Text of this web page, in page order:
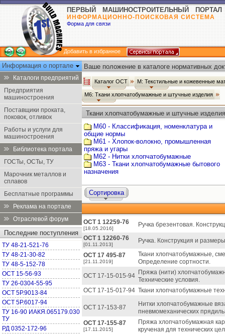
ПЕРВЫЙ МАШИНОСТРОИТЕЛЬНЫЙ ПОРТАЛ
ИНФОРМАЦИОННО-ПОИСКОВАЯ СИСТЕМА
Форма для связи
Добавить в избранное
Информация о портале
Каталоги предприятий
Предприятия
машиностроения
Поставщики проката,
поковок, отливок
Работы и услуги для
машиностроения
Библиотека портала
ГОСТы, ОСТы, ТУ
Марочник металлов и
сплавов
Бесплатные программы
Реклама на портале
Отраслевой форум
Последние поступления
ТУ 48-21-521-76
ТУ 48-21-30-82
ТУ 48-5-152-78
ОСТ 15-56-93
ТУ 26-0304-55-95
ОСТ 5Р.9013-84
ОСТ 5Р.6017-94
ТУ 16-90 ИАКЯ.065179.030
ТУ
РД 0352-172-96
Ваше положение в каталоге нормативных
Каталог ОСТ М: Текстильные и кожевенные
М6: Ткани хлопчатобумажные и штучные изделия
Ткани хлопчатобумажные и штучные
М60 - Классификация, номенклатура и
общие нормы
М61 - Хлопок-волокно, промышленная
пряжа и угары
М62 - Нитки хлопчатобумажные
М63 - Ткани хлопчатобумажные бытового
назначения
Сортировка
ОСТ 1 12259-76
[18.05.2016]
Ручка брезентовая.
ОСТ 1 12260-76
[01.11.2013]
Ручка. Конструкция и
ОСТ 17 495-87
[21.11.2019]
Ткани хлопчатобумажные,
Определение сортности.
ОСТ 17-15-015-94 Пряжа (нити)
Технические условия.
ОСТ 17-15-017-94 Ткани хлопчатобумажные
ОСТ 17-153-87
Нитки хлопчатобумажные
пневмомеханических
ОСТ 17-155-87
[17.11.2015]
Пряжа хлопчатобумажная
крученая для технических